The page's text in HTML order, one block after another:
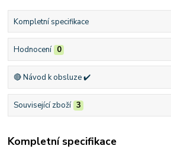
Kompletní specifikace
Hodnocení 0
🔴 Návod k obsluze ✔️
Související zboží 3
Kompletní specifikace